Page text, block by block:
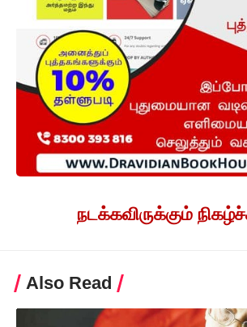
நடக்கவிருக்கும்
Also Read